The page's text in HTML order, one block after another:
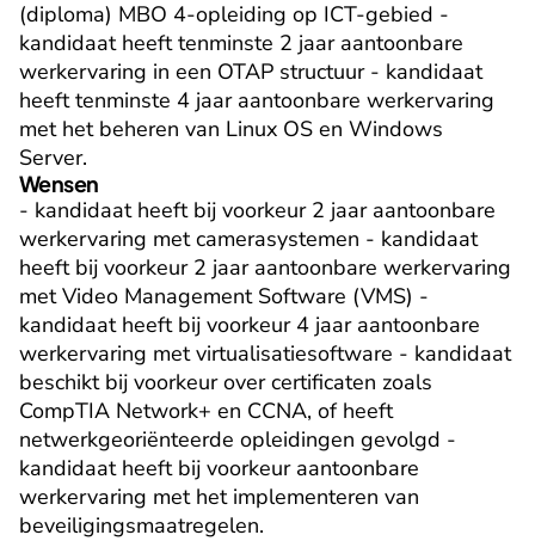
(diploma) MBO 4-opleiding op ICT-gebied -
kandidaat heeft tenminste 2 jaar aantoonbare
werkervaring in een OTAP structuur - kandidaat
heeft tenminste 4 jaar aantoonbare werkervaring
met het beheren van Linux OS en Windows
Server.
Wensen
- kandidaat heeft bij voorkeur 2 jaar aantoonbare
werkervaring met camerasystemen - kandidaat
heeft bij voorkeur 2 jaar aantoonbare werkervaring
met Video Management Software (VMS) -
kandidaat heeft bij voorkeur 4 jaar aantoonbare
werkervaring met virtualisatiesoftware - kandidaat
beschikt bij voorkeur over certificaten zoals
CompTIA Network+ en CCNA, of heeft
netwerkgeoriënteerde opleidingen gevolgd -
kandidaat heeft bij voorkeur aantoonbare
werkervaring met het implementeren van
beveiligingsmaatregelen.